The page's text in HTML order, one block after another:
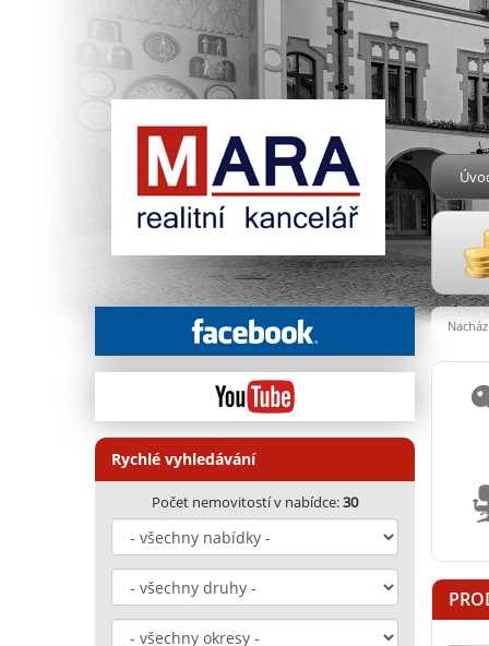
Rychlé vyhledávání
Počet nemovitostí v nabídce:30